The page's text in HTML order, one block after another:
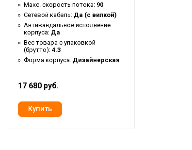
IPX4
Макс. скорость потока: 90
Сетевой кабель: Да (с вилкой)
Антивандальное исполнение
корпуса: Да
Вес товара с упаковкой
(брутто): 4.3
Форма корпуса: Дизайнерская
17 680 руб.